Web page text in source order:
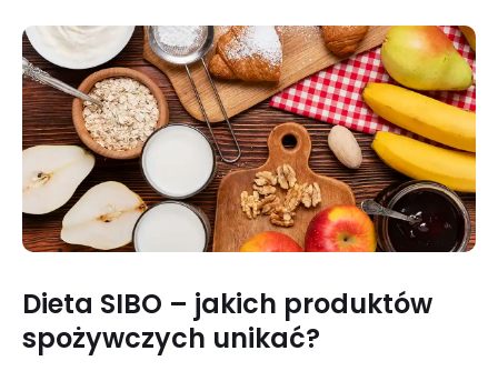
Dieta SIBO – jakich produktów
spożywczych unikać?